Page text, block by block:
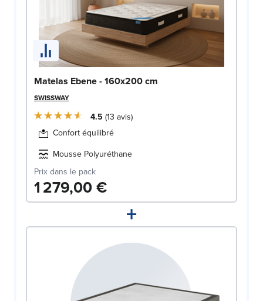
Matelas Ebene - 160x200 cm
SWISSWAY
4.5 13 avis
Confort équilibré
Mousse Polyuréthane
Prix dans le pack
1 279,00 €
+